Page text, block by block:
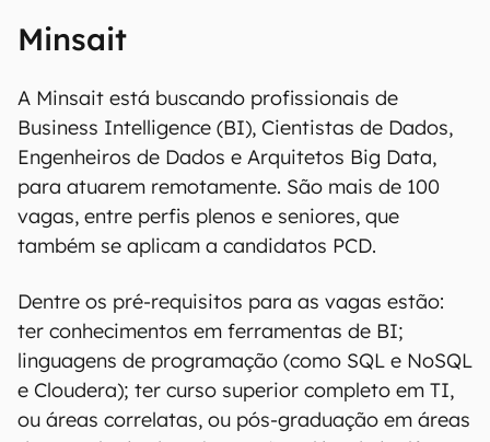
Minsait
A Minsait está buscando profissionais de
Business Intelligence (BI), Cientistas de Dados,
Engenheiros de Dados e Arquitetos Big Data,
para atuarem remotamente. São mais de 100
vagas, entre perfis plenos e seniores, que
também se aplicam a candidatos PCD.
Dentre os pré-requisitos para as vagas estão:
ter conhecimentos em ferramentas de BI;
linguagens de programação (como SQL e NoSQL
e Cloudera); ter curso superior completo em TI,
ou áreas correlatas, ou pós-graduação em áreas